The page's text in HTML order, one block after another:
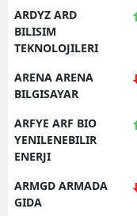
ARDYZ ARD
BILISIM
TEKNOLOJILERI
ARENA ARENA
BILGISAYAR
ARFYE ARF BIO
YENILENEBILIR
ENERJI
ARMGD ARMADA
GIDA